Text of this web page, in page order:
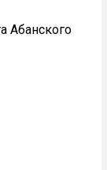
Абанского